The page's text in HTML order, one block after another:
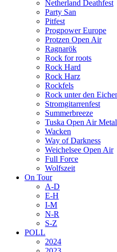
Netherland Deathfest
Party San
Pitfest
Progpower Europe
Protzen Open Air
Ragnarök
Rock for roots
Rock Hard
Rock Harz
Rockfels
Rock unter den
Stromgitarrenfest
Summerbreeze
Tuska Open Air
Wacken
Way of Darkness
Weichelsee Open Air
Full Force
Wolfszeit
On Tour
A-D
E-H
I-M
N-R
S-Z
POLL
2024